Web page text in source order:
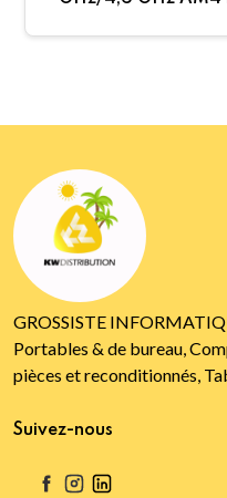
GROSSISTE
Portables & de bureau,
pièces et reconditionnés,
Suivez-nous